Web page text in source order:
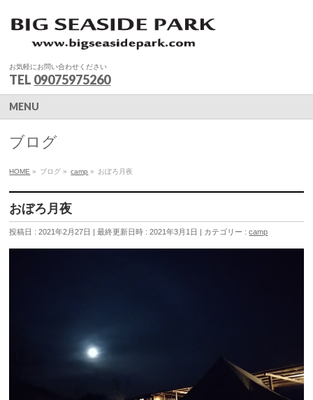
お気軽にお問い合わせください
TEL 09075975260
MENU
ブログ
HOME » ブログ » camp » おぼろ月夜
おぼろ月夜
投稿日 : 2021年2月27日 最終更新日時 : 2021年3月1日 カテゴリー :camp